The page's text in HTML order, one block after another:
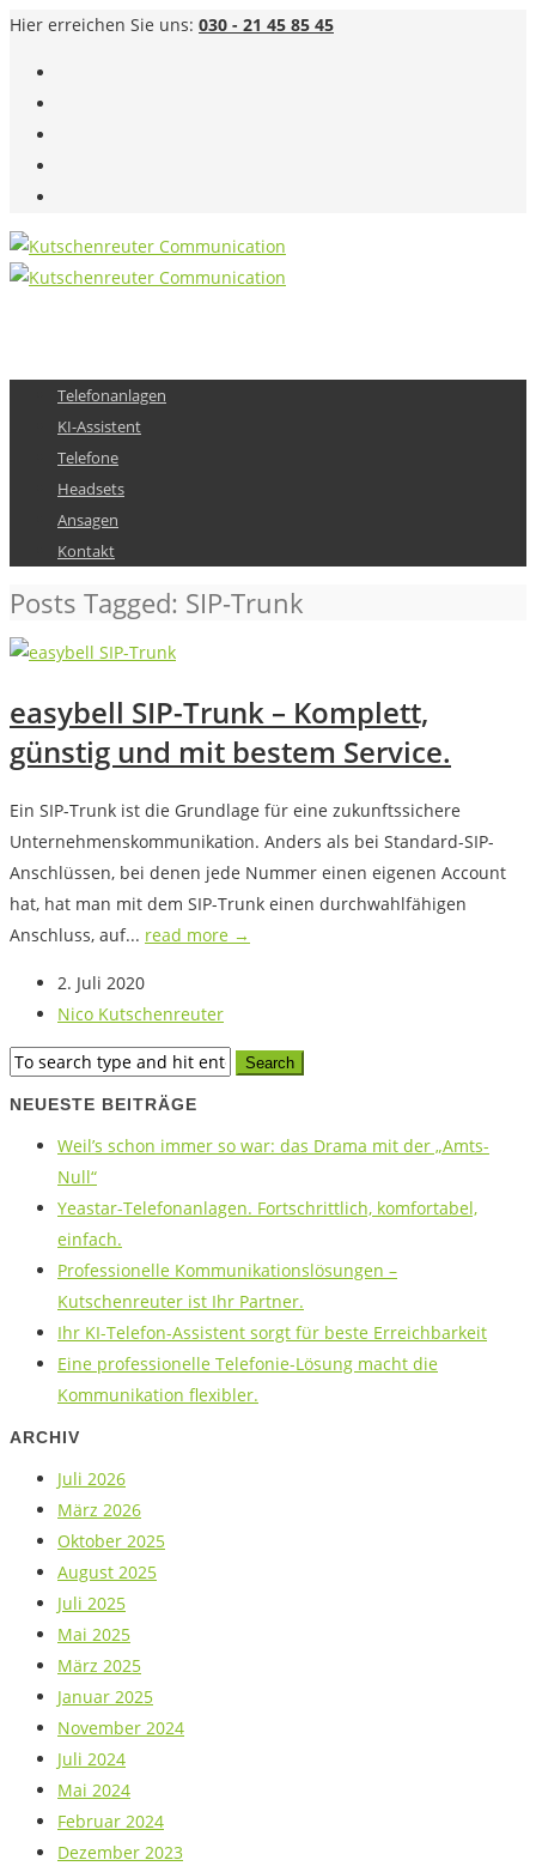
Hier erreichen Sie uns: 030 - 21 45 85 45
Telefonanlagen
KI-Assistent
Telefone
Headsets
Ansagen
Kontakt
Posts Tagged: SIP-Trunk
easybell SIP-Trunk – Komplett,
günstig und mit bestem Service.
Ein SIP-Trunk ist die Grundlage für eine zukunftssichere
Unternehmenskommunikation. Anders als bei Standard-SIP-
Anschlüssen, bei denen jede Nummer einen eigenen Account
hat, hat man mit dem SIP-Trunk einen durchwahlfähigen
Anschluss, auf... read more →
2. Juli 2020
Nico Kutschenreuter
NEUESTE BEITRÄGE
Weil’s schon immer so war: das Drama mit der „Amts-
Null“
Yeastar-Telefonanlagen. Fortschrittlich, komfortabel,
einfach.
Professionelle Kommunikationslösungen –
Kutschenreuter ist Ihr Partner.
Ihr KI-Telefon-Assistent sorgt für beste Erreichbarkeit
Eine professionelle Telefonie-Lösung macht die
Kommunikation flexibler.
ARCHIV
Juli 2026
März 2026
Oktober 2025
August 2025
Juli 2025
Mai 2025
März 2025
Januar 2025
November 2024
Juli 2024
Mai 2024
Februar 2024
Dezember 2023